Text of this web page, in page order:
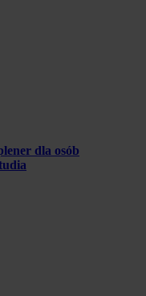
dla osób